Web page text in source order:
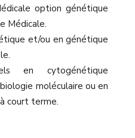
option génétique
Médicale.
et/ou en génétique
en cytogénétique
moléculaire ou en
court terme.